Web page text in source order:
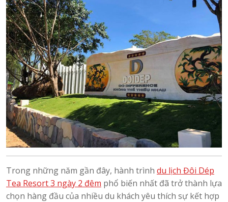
Trong những năm gần đây, hành trình du lịch Đôi Dép
Tea Resort 3 ngày 2 đêm phổ biến nhất đã trở thành lựa
chọn hàng đầu của nhiều du khách yêu thích sự kết hợp